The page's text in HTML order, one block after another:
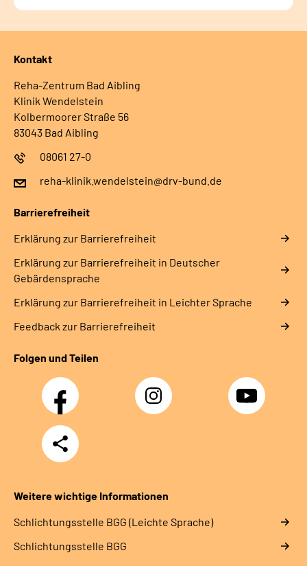
Kontakt
Reha-Zentrum Bad Aibling
Klinik Wendelstein
Kolbermoorer Straße 56
83043 Bad Aibling
08061 27-0
reha-klinik.wendelstein@drv-bund.de
Barrierefreiheit
Erklärung zur Barrierefreiheit
Erklärung zur Barrierefreiheit in Deutscher
Gebärdensprache
Erklärung zur Barrierefreiheit in Leichter Sprache
Feedback zur Barrierefreiheit
Folgen und Teilen
Facebook Instagram YouTube
Teilen
Weitere wichtige Informationen
Schlich­tungs­stel­le BGG (Leichte Sprache)
Schlich­tungs­stel­le BGG